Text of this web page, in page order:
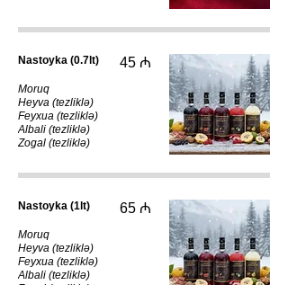
Nastoyka (0.7lt)
Moruq
Heyva (tezliklə)
Feyxua (tezliklə)
Albali (tezliklə)
Zogal (tezliklə)
45 ₼
Nastoyka (1lt)
Moruq
Heyva (tezliklə)
Feyxua (tezliklə)
Albali (tezliklə)
65 ₼